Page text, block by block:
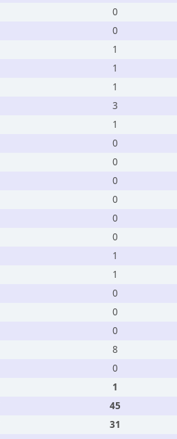
0
0
1
1
1
3
1
0
0
0
0
0
0
1
1
0
0
0
8
0
1
45
31